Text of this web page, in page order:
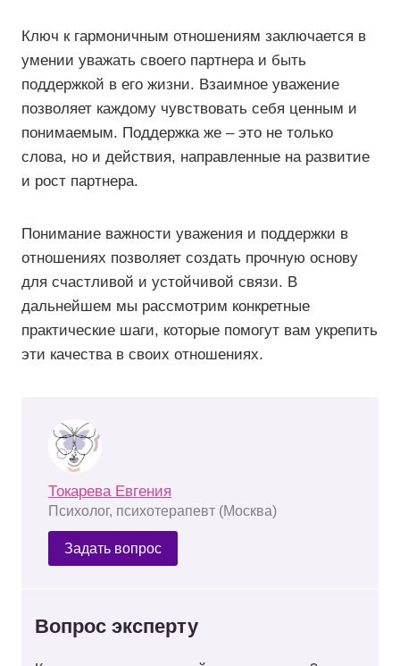
Ключ к гармоничным отношениям заключается в
умении уважать своего партнера и быть
поддержкой в его жизни. Взаимное уважение
позволяет каждому чувствовать себя ценным и
понимаемым. Поддержка же – это не только
слова, но и действия, направленные на развитие
и рост партнера.
Понимание важности уважения и поддержки в
отношениях позволяет создать прочную основу
для счастливой и устойчивой связи. В
дальнейшем мы рассмотрим конкретные
практические шаги, которые помогут вам укрепить
эти качества в своих отношениях.
Токарева Евгения
Психолог, психотерапевт (Москва)
Задать вопрос
Вопрос эксперту